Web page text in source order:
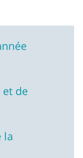
de
la